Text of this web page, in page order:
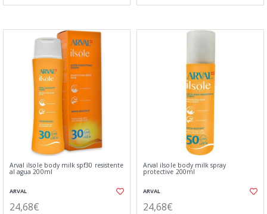
Arval ilsole body milk spf30 resistente
al agua 200ml
ARVAL
24,68€
Arval ilsole body milk spray
protective 200ml
ARVAL
24,68€